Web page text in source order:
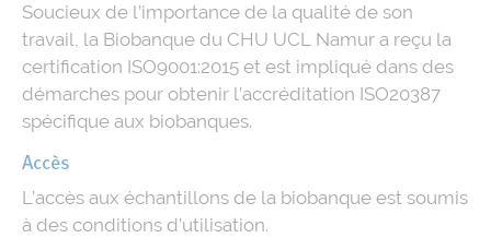
Soucieux de l’importance de la qualité de son
travail, la Biobanque du CHU UCL Namur a reçu la
certification ISO9001:2015 et est impliqué dans des
démarches pour obtenir l’accréditation ISO20387
spécifique aux biobanques.
Accès
L’accès aux échantillons de la biobanque est soumis
à des conditions d’utilisation.